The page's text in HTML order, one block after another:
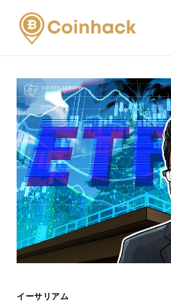
Skip
content
イーサリアム